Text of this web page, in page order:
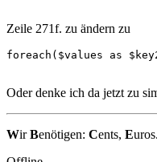
Zeile 271f. zu ändern zu
foreach($values as
Oder denke ich da jetzt zu
WirBenötigen: Cents, E